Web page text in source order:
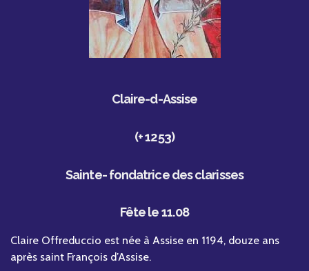
Claire-d-Assise
(+ 1253)
Sainte- fondatrice des clarisses
Fête le 11.08
Claire Offreduccio est née à Assise en 1194, douze ans
après saint François d’Assise.